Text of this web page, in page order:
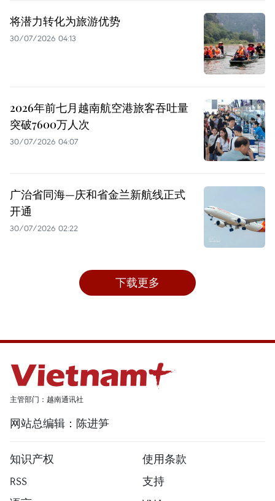
将潜力转化为旅游优势
30/07/2026 04:13
2026年前七月越南航空港旅客吞吐量
突破7600万人次
30/07/2026 04:07
广治省同海—庆和省金兰新航线正式
开通
30/07/2026 02:22
下载更多
主管部门：越南通讯社
网站总编辑：陈进笋
知识产权
使用条款
RSS
支持